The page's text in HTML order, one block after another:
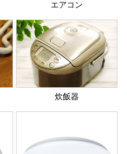
エアコン
炊飯器